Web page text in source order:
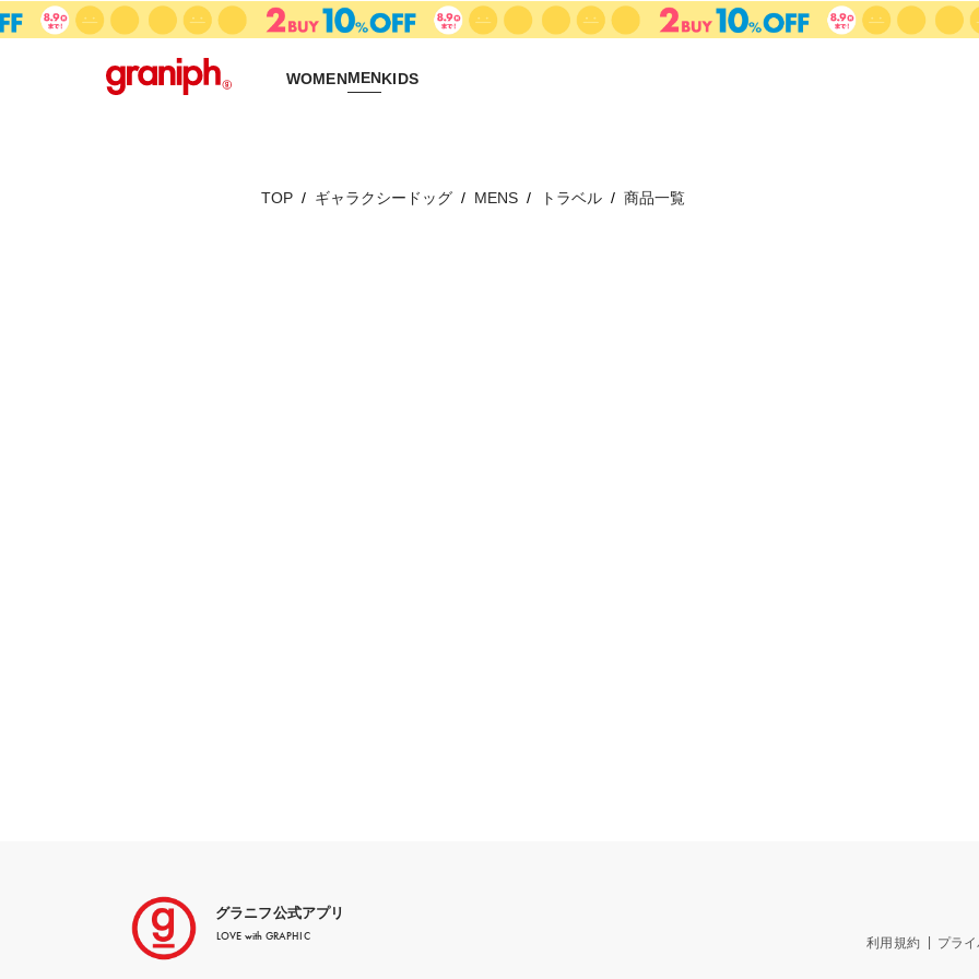
WOMENMENKIDS
TOP ギャラクシードッグ MENS トラベル 商品一覧
グラニフ公式アプリ
LOVE with GRAPHIC 利用規約 プラ